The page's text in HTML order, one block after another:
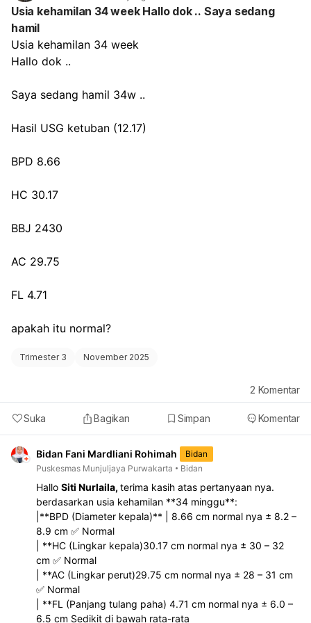
Usia kehamilan 34 week Hallo dok .. Saya sedang
hamil
Usia kehamilan 34 week
Hallo dok ..
Saya sedang hamil 34w ..
Hasil USG ketuban (12.17)
BPD 8.66
HC 30.17
BBJ 2430
AC 29.75
FL 4.71
apakah itu normal?
Trimester 3 November 2025
Suka Bagikan Simpan Komentar
2 Komentar
Bidan Fani Mardliani Rohimah
Bidan
Puskesmas Munjuljaya Purwakarta
Bidan
Hallo Siti Nurlaila, terima kasih atas pertanyaan nya.
berdasarkan usia kehamilan **34 minggu**:
|**BPD (Diameter kepala)** | 8.66 cm normal nya ± 8.2 –
8.9 cm ✅ Normal
| **HC (Lingkar kepala)30.17 cm normal nya ± 30 – 32
cm ✅ Normal
| **AC (Lingkar perut)29.75 cm normal nya ± 28 – 31 cm
✅ Normal
| **FL (Panjang tulang paha) 4.71 cm normal nya ± 6.0 –
6.5 cm Sedikit di bawah rata-rata